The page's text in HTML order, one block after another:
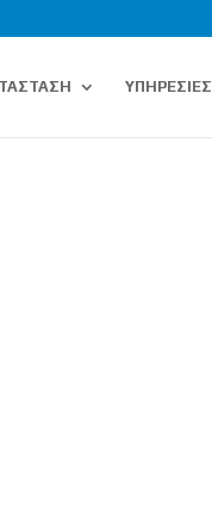
ΥΠΗΡΕΣΙΕΣ